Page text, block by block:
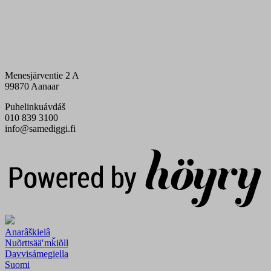
Menesjärventie 2 A
99870 Aanaar
Puhelinkuávdáš
010 839 3100
info@samediggi.fi
Anarâškielâ
Nuõrttsääʹmǩiõll
Davvisámegiella
Suomi